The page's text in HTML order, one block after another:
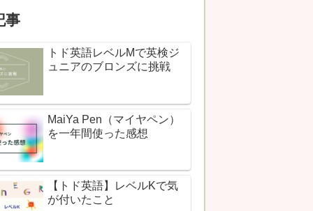
事
トド英語レベルMで英検ジ
ュニアのブロンズに挑戦
MaiYa Pen（マイヤペン）
を一年間使った感想
【トド英語】レベルKで気
が付いたこと